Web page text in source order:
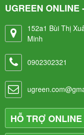
UGREEN ONLINE
152a1 Bùi Thị
Minh
0902302321
HỖ TRỢ ONLINE